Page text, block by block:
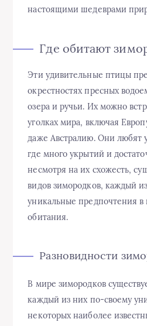
настоящими шедеврами
Где обитают
Эти удивительные птицы
окрестностях пресных
озера и ручьи. Их можно
уголках мира, включая
даже Австралию. Они любят
где много укрытий и
несмотря на их схожесть,
видов зимородков, каждый
уникальные предпочтения в
обитания.
Разновидности
В мире зимородков
каждый из них по-своему
некоторых наиболее